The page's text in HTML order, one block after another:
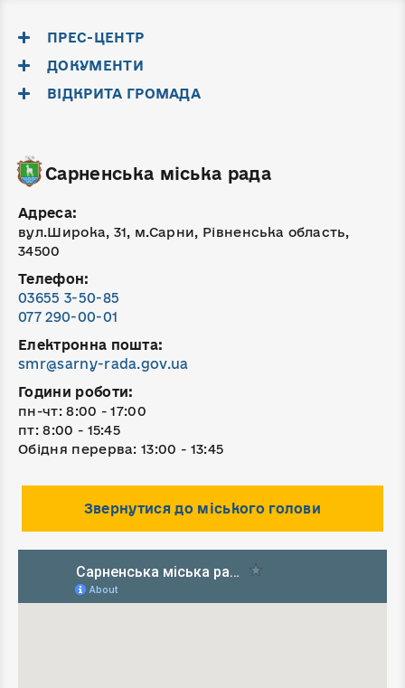
ПРЕС-ЦЕНТР
ДОКУМЕНТИ
ВІДКРИТА ГРОМАДА
Сарненська міська рада
Адреса:
вул.Широка, 31, м.Сарни, Рівненська область,
34500
Телефон:
03655 3-50-85
077 290-00-01
Електронна пошта:
smr@sarny-rada.gov.ua
Години роботи:
пн-чт: 8:00 - 17:00
пт: 8:00 - 15:45
Обідня перерва: 13:00 - 13:45
Звернутися до міського голови